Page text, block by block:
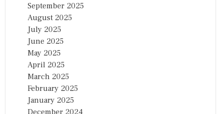
September 2025
August 2025
July 2025
June 2025
May 2025
April 2025
March 2025
February 2025
January 2025
December 2024